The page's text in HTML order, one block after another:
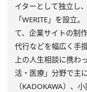
イターとして独立し
「WERITE」を設立
て、企業サイトの制
代行などを幅広く手
上の人生相談に携わ
活・医療」分野で主
（KADOKAWA）、